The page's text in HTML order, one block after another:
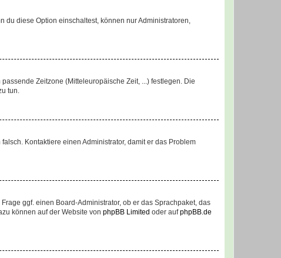
du diese Option einschaltest, können nur Administratoren,
Zeitzone (Mitteleuropäische Zeit, ...) festlegen. Die
tun.
Kontaktiere einen Administrator, damit er das Problem
ggf. einen Board-Administrator, ob er das Sprachpaket, das
können auf der Website von phpBB Limited oder aufphpBB.de